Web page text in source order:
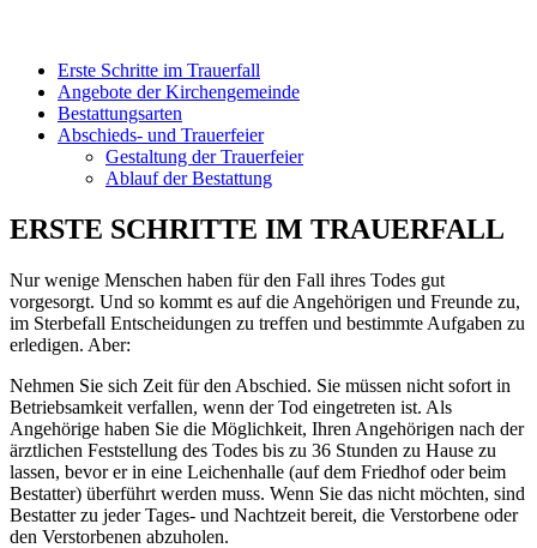
Erste Schritte im Trauerfall
Angebote der Kirchengemeinde
Bestattungsarten
Abschieds- und Trauerfeier
Gestaltung der Trauerfeier
Ablauf der Bestattung
ERSTE SCHRITTE IM TRAUERFALL
Nur wenige Menschen haben für den Fall ihres Todes gut
vorgesorgt. Und so kommt es auf die Angehörigen und Freunde zu,
im Sterbefall Entscheidungen zu treffen und bestimmte Aufgaben zu
erledigen. Aber:
Nehmen Sie sich Zeit für den Abschied. Sie müssen nicht sofort in
Betriebsamkeit verfallen, wenn der Tod eingetreten ist. Als
Angehörige haben Sie die Möglichkeit, Ihren Angehörigen nach der
ärztlichen Feststellung des Todes bis zu 36 Stunden zu Hause zu
lassen, bevor er in eine Leichenhalle (auf dem Friedhof oder beim
Bestatter) überführt werden muss. Wenn Sie das nicht möchten, sind
Bestatter zu jeder Tages- und Nachtzeit bereit, die Verstorbene oder
den Verstorbenen abzuholen.